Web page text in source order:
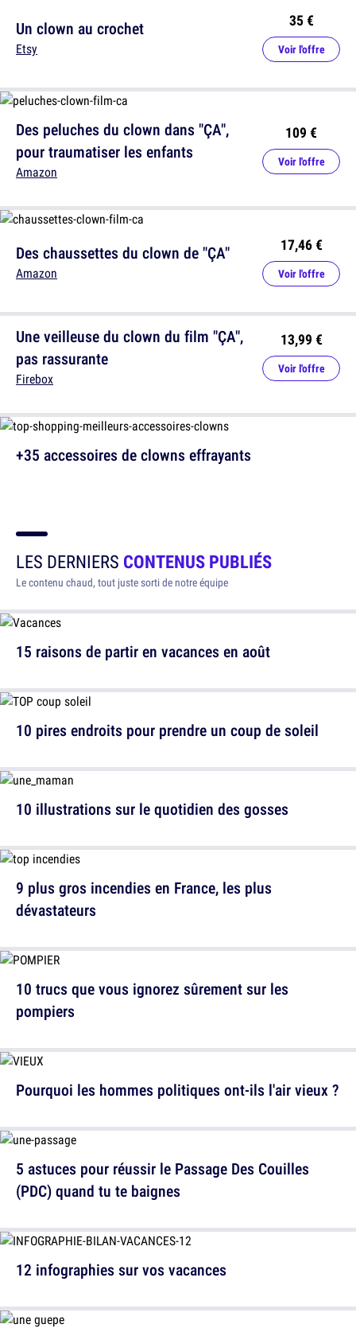
Un clown au crochet
Etsy
35 €
Voir l'offre
Des chaussettes du clown de "ÇA"
Amazon
17,46 €
Voir l'offre
+35 accessoires de clowns effrayants
Des peluches du clown dans "ÇA",
pour traumatiser les enfants
Amazon
109 €
Voir l'offre
Une veilleuse du clown du film "ÇA",
pas rassurante
Firebox
13,99 €
Voir l'offre
LES DERNIERS CONTENUS PUBLIÉS
Le contenu chaud, tout juste sorti de notre équipe
15 raisons de partir en vacances en août
10 illustrations sur le quotidien des gosses
10 trucs que vous ignorez sûrement sur les
pompiers
5 astuces pour réussir le Passage Des Couilles
(PDC) quand tu te baignes
10 pires endroits pour prendre un coup de soleil
9 plus gros incendies en France, les plus
dévastateurs
Pourquoi les hommes politiques ont-ils l'air vieux ?
12 infographies sur vos vacances